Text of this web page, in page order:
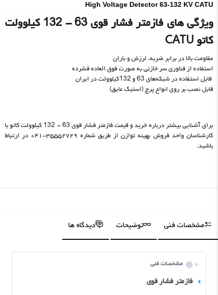
High Voltage Detector 63-132 KV CATU
ویژگی های فازمتر فشار قوی 63 - 132 کیلوولت
کاتو CATU
مقاومت بالا در برابر ضربه، لرزش و باران
استفاده از فناوری سر خازنی به صورت فوق العاده فشرده
قابل استفاده در شبکه‌های 63 و 132کیلوولت در ایران
قابل نصب بر روی انواع پرچ (استیک عایق)
برای آشنایی بیشتر درباره خرید و قیمت فازمتر فشار قوی 63 - 132 کیلوولت کاتو با
کارشناسان واحد فروش بهینه توازن از طریق شماره ۳۵۵۵۲۷۲۹-۰۴۱ در ارتباط
باشید.
مشخصات فنی توضیحات دیدگاه ها
مشخصات فنی
فازمتر فشار قوی